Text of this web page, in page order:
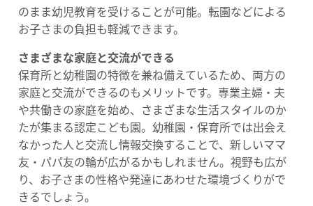
のまま幼児教育を受けることが可能。転園などによる
お子さまの負担も軽減できます。
さまざまな家庭と交流ができる
保育所と幼稚園の特徴を兼ね備えているため、両方の
家庭と交流ができるのもメリットです。専業主婦・夫
や共働きの家庭を始め、さまざまな生活スタイルのか
たが集まる認定こども園。幼稚園・保育所では出会え
なかった人と交流し情報交換することで、新しいママ
友・パパ友の輪が広がるかもしれません。視野も広が
り、お子さまの性格や発達にあわせた環境づくりがで
きるでしょう。